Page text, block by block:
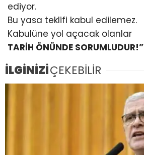
ediyor.
Bu yasa teklifi kabul edilemez.
Kabulüne yol açacak olanlar
TARİH ÖNÜNDE SORUMLUDUR!”
İLGİNİZİÇEKEBİLİR